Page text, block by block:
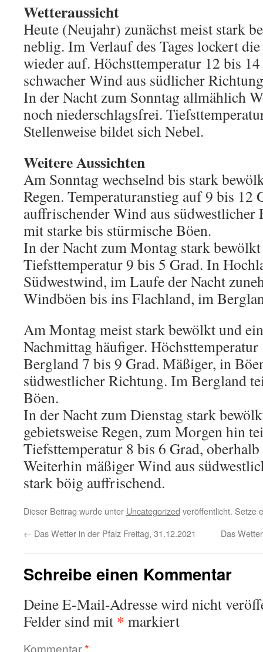
Wetteraussicht
Heute (Neujahr) zunächst meist stark
neblig. Im Verlauf des Tages lockert
wieder auf. Höchsttemperatur 12 bis
schwacher Wind aus südlicher
In der Nacht zum Sonntag allmählich
noch niederschlagsfrei.
Stellenweise bildet sich Nebel.
Weitere Aussichten
Am Sonntag wechselnd bis stark
Regen. Temperaturanstieg auf 9 bis 12
auffrischender Wind aus
mit starke bis stürmische Böen.
In der Nacht zum Montag stark
Tiefsttemperatur 9 bis 5 Grad. In
Südwestwind, im Laufe der Nacht
Windböen bis ins Flachland, im
Am Montag meist stark bewölkt und
Nachmittag häufiger.
Bergland 7 bis 9 Grad. Mäßiger, in
südwestlicher Richtung. Im Bergland
Böen.
In der Nacht zum Dienstag stark
gebietsweise Regen, zum Morgen hin
Tiefsttemperatur 8 bis 6 Grad,
Weiterhin mäßiger Wind aus
stark böig auffrischend.
Dieser Beitrag wurde unter Uncategorized veröffentlicht. Setze
← Das Wetter in der Pfalz Freitag, 31.12.2021 Das
Schreibe einen Kommentar
Deine E-Mail-Adresse wird nicht
Felder sind mit * markiert
Kommentar*